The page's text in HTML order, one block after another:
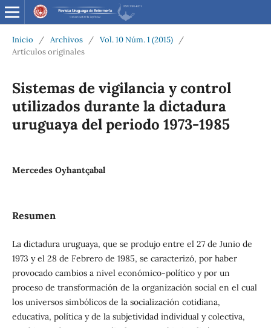
Inicio / Archivos / Vol. 10 Núm. 1 (2015)
/
Artículos originales
Sistemas de vigilancia y control
utilizados durante la dictadura
uruguaya del periodo 1973-1985
Mercedes Oyhantçabal
Resumen
La dictadura uruguaya, que se produjo entre el 27 de Junio de
1973 y el 28 de Febrero de 1985, se caracterizó, por haber
provocado cambios a nivel económico-político y por un
proceso de transformación de la organización social en el cual
los universos simbólicos de la socialización cotidiana,
educativa, política y de la subjetividad individual y colectiva,